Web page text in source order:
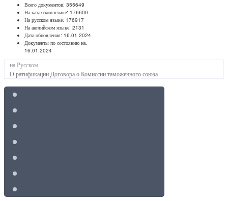
Всего документов: 355649
На казахском языке: 176600
На русском языке: 176917
На английском языке: 2131
Дата обновления: 16.01.2024
Документы по состоянию на:
16.01.2024
на Русском
О ратификации Договора о Комиссии таможенного союза